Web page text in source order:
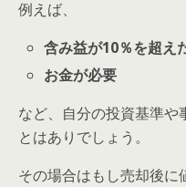
例えば、
含み益が10％を超え
お金が必要
など、自分の投資基準や
とはありでしょう。
その場合はもし売却後